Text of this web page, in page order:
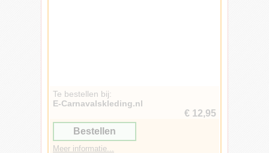
Te bestellen bij:
E-Carnavalskleding.nl
€ 12,95
Bestellen
Meer informatie...